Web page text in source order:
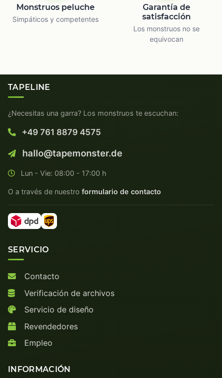
Monstruos peluche
Simpáticos y competentes
Garantía de
satisfacción
Los monstruos no se
equivocan
TAPELINE
¿Necesitas una garra? Los monstruos te escuchan:
+49 761 8879 4575
hallo@tapemonster.de
Lun - Vie: 08:00 - 17:00 h
O a través de nuestro formulario de contacto
SERVICIO
Contacto
Verificación de archivos
Servicio de diseño
Revendedores
Empleo
INFORMACIÓN